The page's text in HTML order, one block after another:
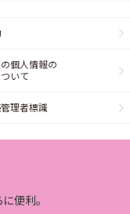
個人情報の
いて
理者標識
便利。